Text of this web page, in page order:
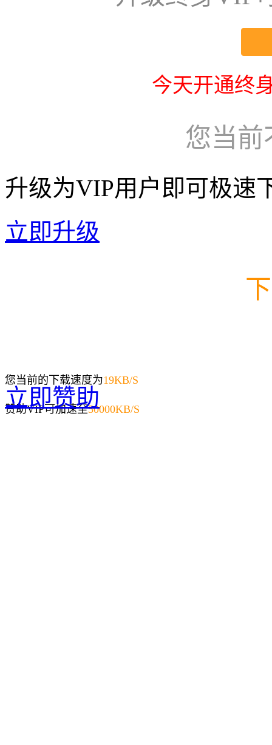
今天开通终
您当前
升级为VIP用户即可极速
立即升级
您当前的下载速度为19KB/S
赞助VIP可加速至50000KB/S
立即赞助